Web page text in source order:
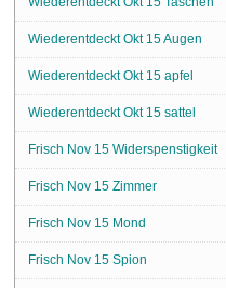
Wiederentdeckt Okt 15 Augen
Wiederentdeckt Okt 15 apfel
Wiederentdeckt Okt 15 sattel
Frisch Nov 15 Widerspenstigkeit
Frisch Nov 15 Zimmer
Frisch Nov 15 Mond
Frisch Nov 15 Spion